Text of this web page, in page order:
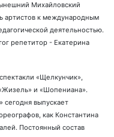
Михайловский
артистов к международным
деятельностью.
репетитор - Екатерина
«Щелкунчик»,
и «Шопениана».
сегодня выпускает
как Константина
Постоянный состав